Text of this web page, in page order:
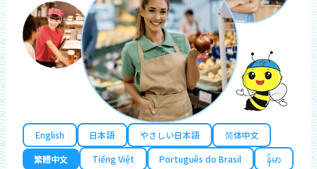
English 日本語 やさしい日本語
简体中文
繁體中文
Tiếng Việt Português do Brasil န်မာ